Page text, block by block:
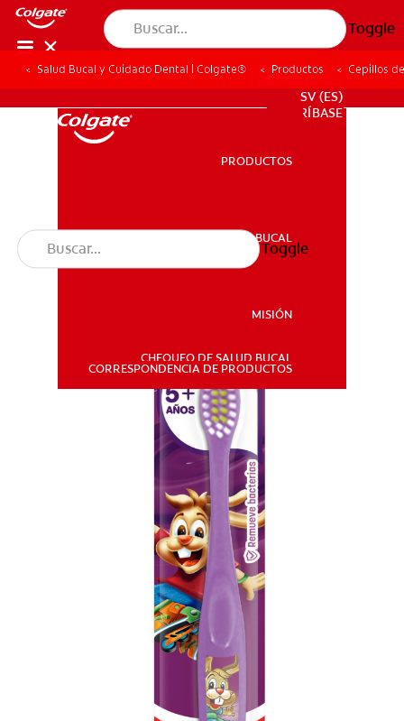
Toggle
SALUD BUCAL
CHEQUEO DE SALUD BUCAL
CORRESPONDENCIA DE PRODUCTOS
SV (ES)
SUSCRÍBASE
PRODUCTOS
SALUD BUCAL
MISIÓN
CHEQUEO DE SALUD BUCAL
CORRESPONDENCIA DE PRODUCTOS
Toggle
Salud Bucal y Cuidado Dental | Colgate® Productos Cepillos